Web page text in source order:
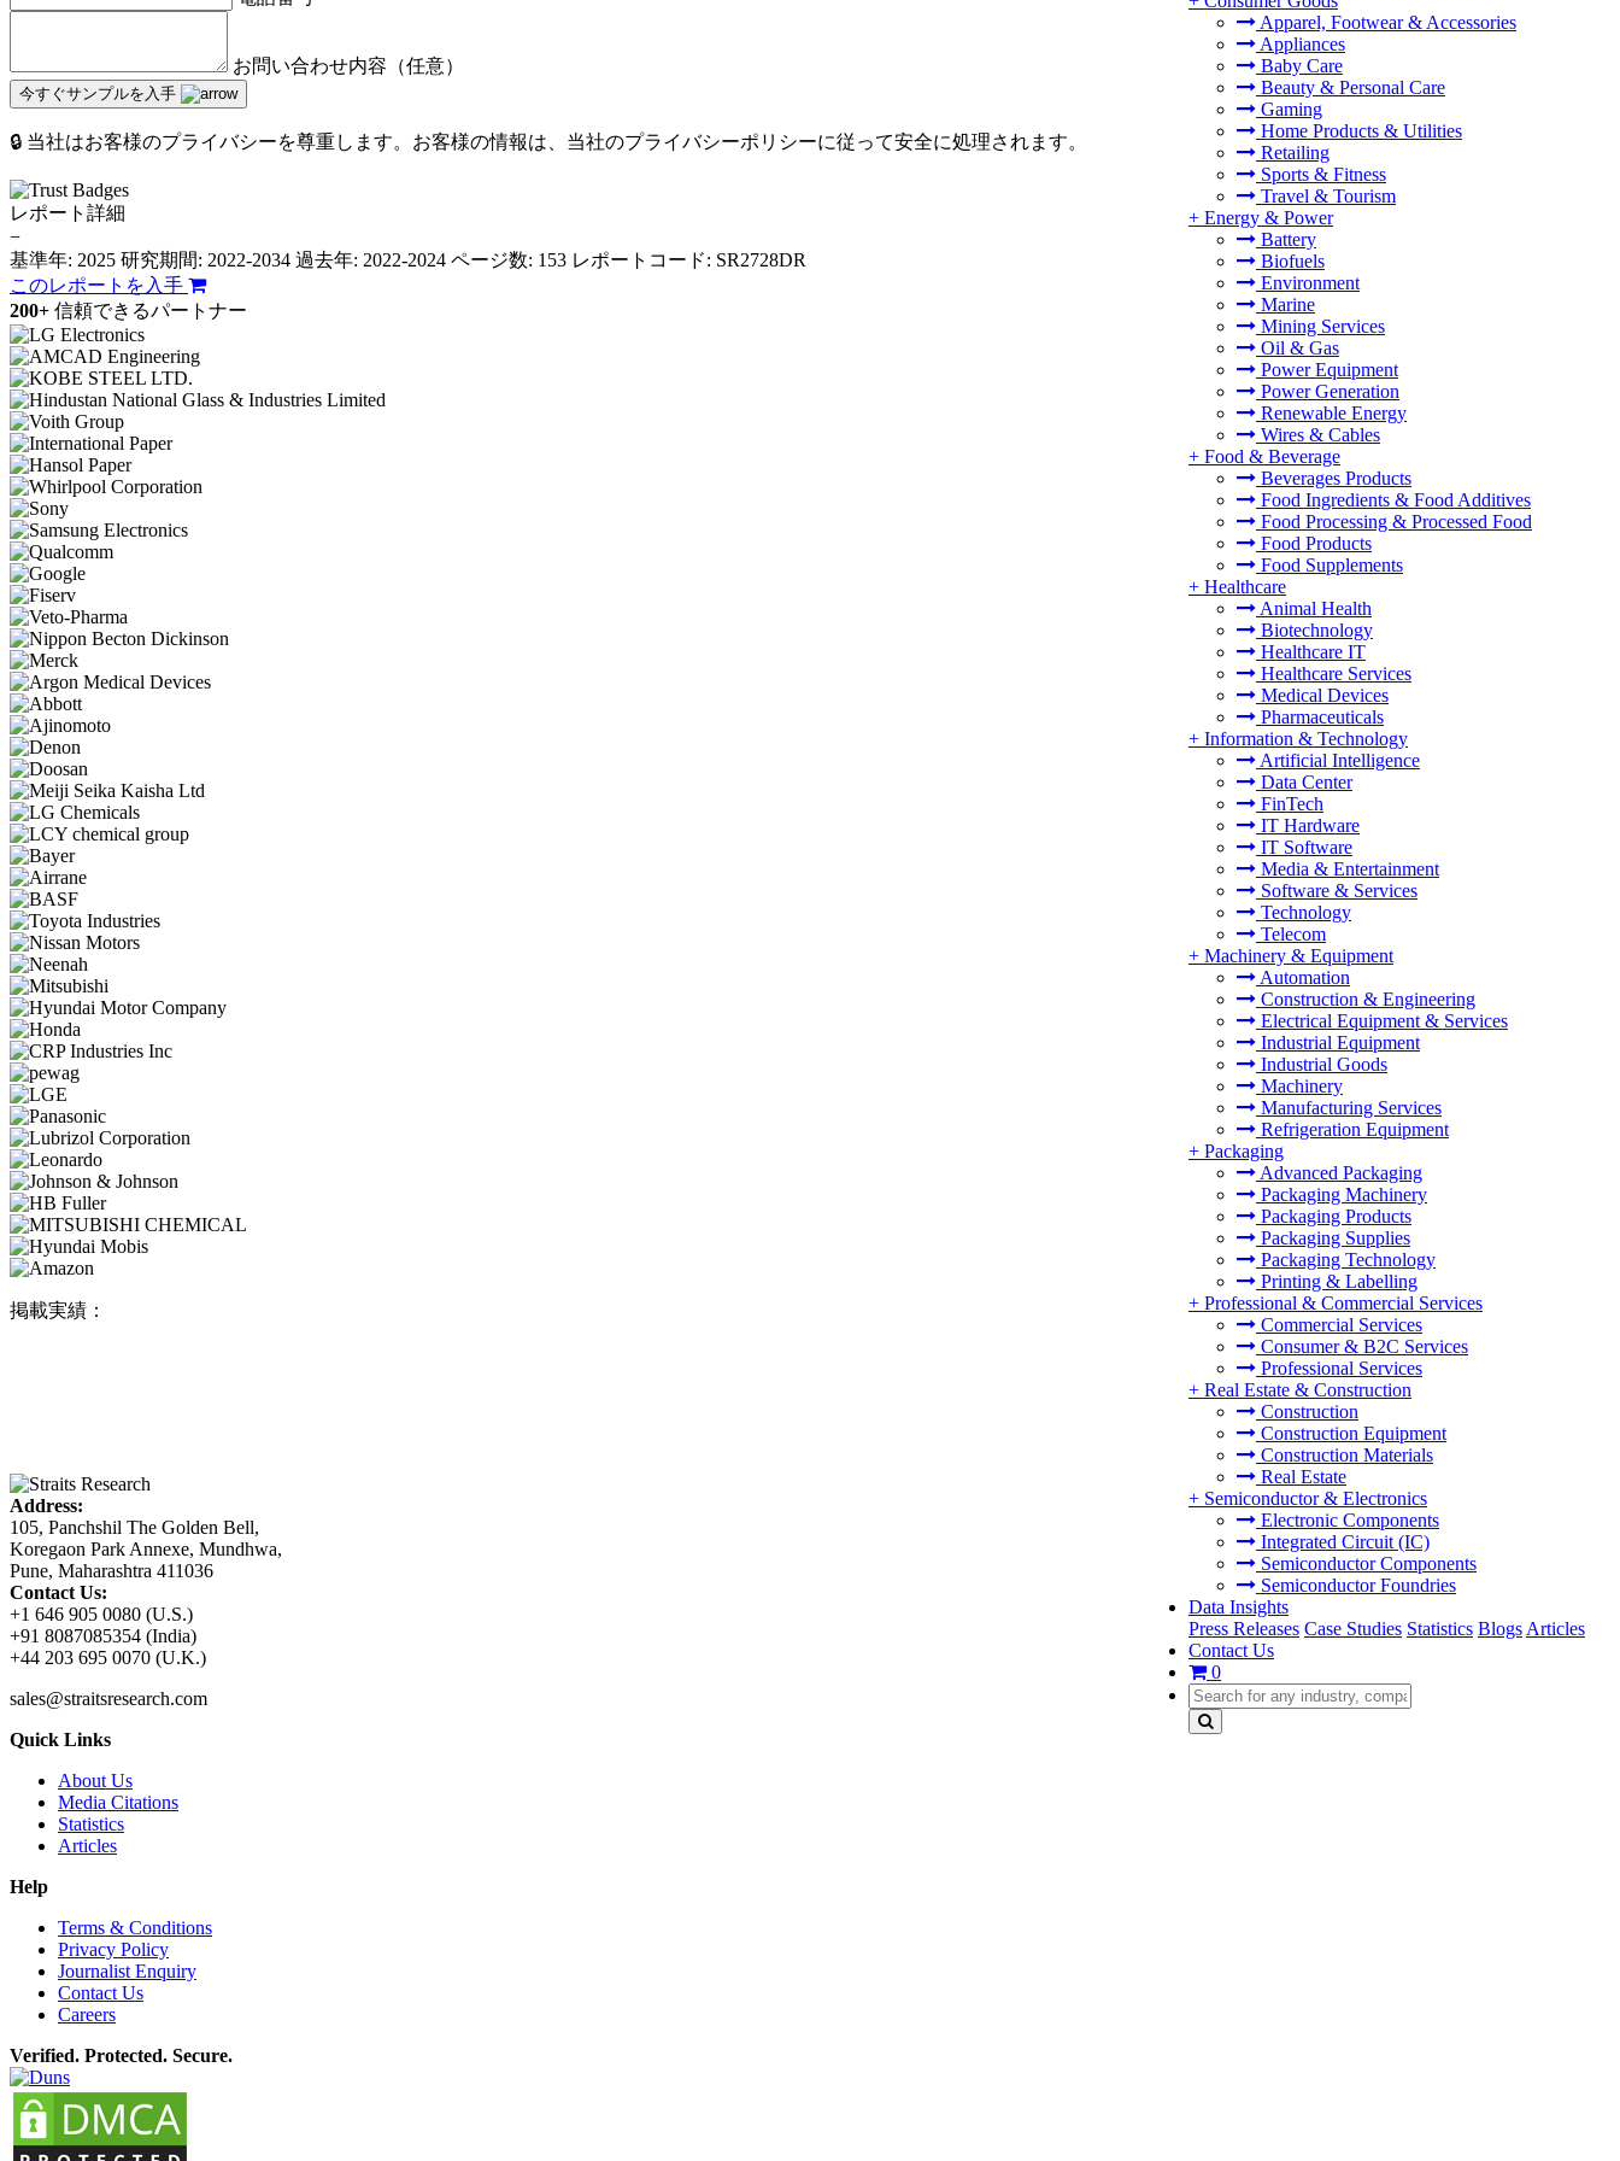
Apparel, Footwear & Accessories
Appliances
Baby Care
Beauty & Personal Care
Gaming
Home Products & Utilities
Retailing
Sports & Fitness
Travel & Tourism
+ Energy & Power
Battery
Biofuels
Environment
Marine
Mining Services
Oil & Gas
Power Equipment
Power Generation
Renewable Energy
Wires & Cables
+ Food & Beverage
Beverages Products
Food Ingredients & Food Additives
Food Processing & Processed Food
Food Products
Food Supplements
+ Healthcare
Animal Health
Biotechnology
Healthcare IT
Healthcare Services
Medical Devices
Pharmaceuticals
+ Information & Technology
Artificial Intelligence
Data Center
FinTech
IT Hardware
IT Software
Media & Entertainment
Software & Services
Technology
Telecom
+ Machinery & Equipment
Automation
Construction & Engineering
Electrical Equipment & Services
Industrial Equipment
Industrial Goods
Machinery
Manufacturing Services
Refrigeration Equipment
+ Packaging
Advanced Packaging
Packaging Machinery
Packaging Products
Packaging Supplies
Packaging Technology
Printing & Labelling
+ Professional & Commercial Services
Commercial Services
Consumer & B2C Services
Professional Services
+ Real Estate & Construction
Construction
Construction Equipment
Construction Materials
Real Estate
+ Semiconductor & Electronics
Electronic Components
Integrated Circuit (IC)
Semiconductor Components
Semiconductor Foundries
Data Insights
Press Releases Case Studies Statistics Blogs Articles
Contact Us
0
お問い合わせ内容（任意）
今すぐサンプルを入手
🔒 当社はお客様のプライバシーを尊重します。お客様の情報は、当社のプライバシーポリシーに従って安全に処理されます。
レポート詳細
−
基準年: 2025 研究期間: 2022-2034 過去年: 2022-2024 ページ数: 153 レポートコード: SR2728DR
このレポートを入手
200+ 信頼できるパートナー
掲載実績：
Address:
105, Panchshil The Golden Bell,
Koregaon Park Annexe, Mundhwa,
Pune, Maharashtra 411036
Contact Us:
+1 646 905 0080 (U.S.)
+91 8087085354 (India)
+44 203 695 0070 (U.K.)
sales@straitsresearch.com
Quick Links
About Us
Media Citations
Statistics
Articles
Help
Terms & Conditions
Privacy Policy
Journalist Enquiry
Contact Us
Careers
Verified. Protected. Secure.